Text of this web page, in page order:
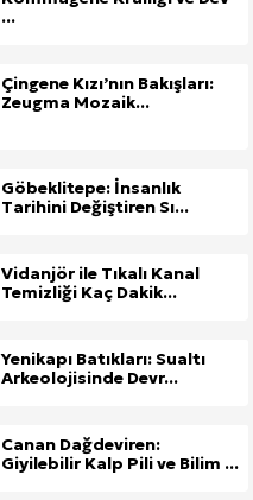
...
Çingene Kızı’nın Bakışları:
Zeugma Mozaik...
Göbeklitepe: İnsanlık
Tarihini Değiştiren Sı...
Vidanjör ile Tıkalı Kanal
Temizliği Kaç Dakik...
Yenikapı Batıkları: Sualtı
Arkeolojisinde Devr...
Canan Dağdeviren:
Giyilebilir Kalp Pili ve Bilim ...